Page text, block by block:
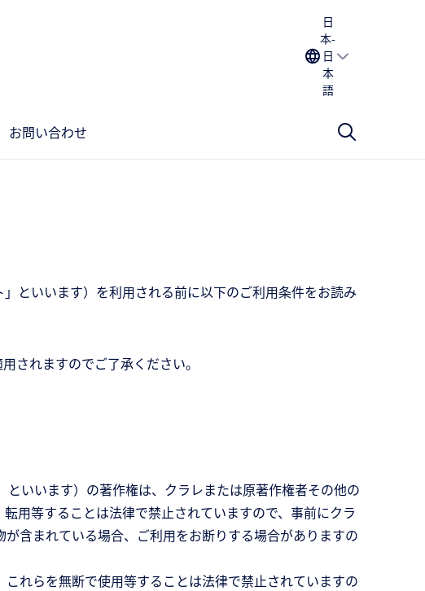
日
本-
日
本
語
お問い合わせ
といいます）を利用される前に以下のご利用条件をお読み
されますのでご了承ください。
いいます）の著作権は、クラレまたは原著作権者その他の
用等することは法律で禁止されていますので、事前にクラ
含まれている場合、ご利用をお断りする場合がありますの
れらを無断で使用等することは法律で禁止されていますの